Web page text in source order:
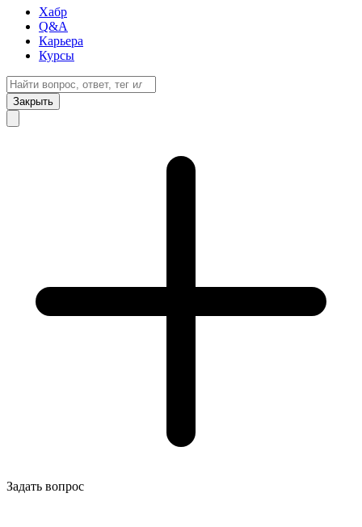
Хабр
Q&A
Карьера
Курсы
Закрыть
Задать вопрос